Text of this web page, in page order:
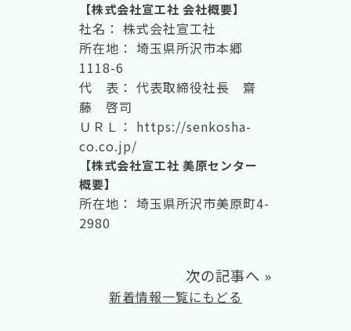
【株式会社宣工社 会社概要】
社名： 株式会社宣工社
所在地： 埼玉県所沢市本郷
1118-6
代 表： 代表取締役社長 齋
藤 啓司
ＵＲＬ： https://senkosha-
co.co.jp/
【株式会社宣工社 美原センター
概要】
所在地： 埼玉県所沢市美原町4-
2980
次の記事へ »
新着情報一覧にもどる